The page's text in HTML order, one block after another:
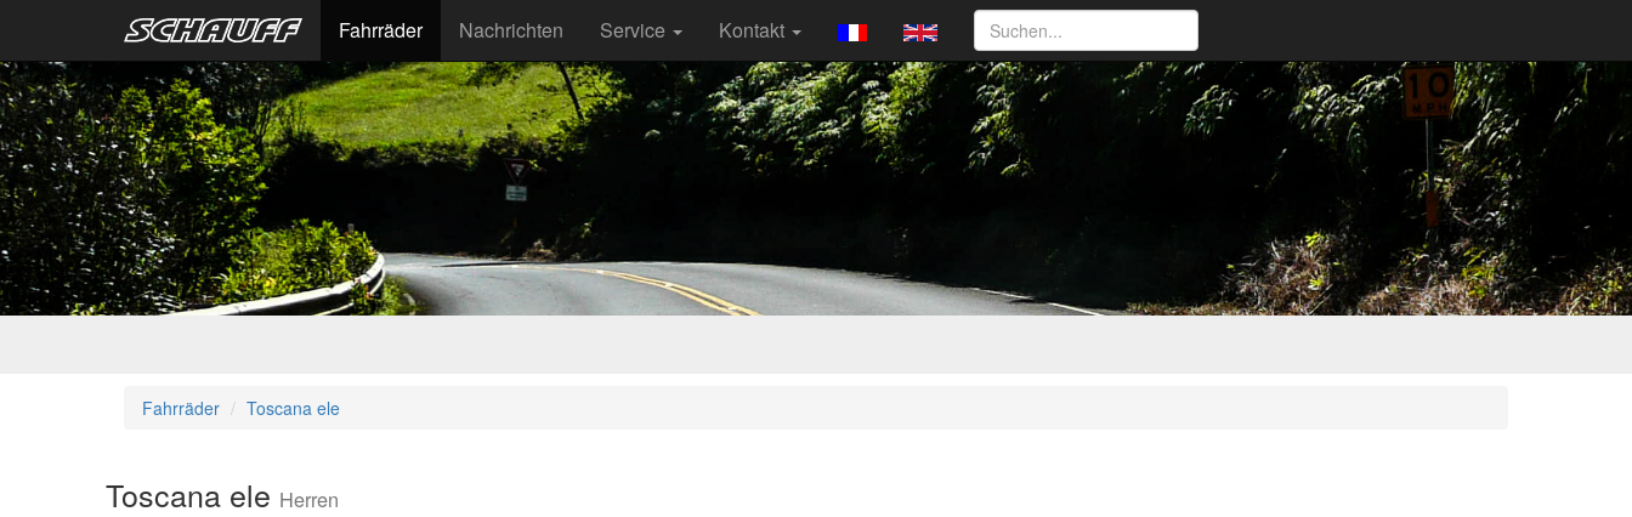
Fahrräder Nachrichten Service Kontakt
Fahrräder Toscana ele
Toscana ele Herren